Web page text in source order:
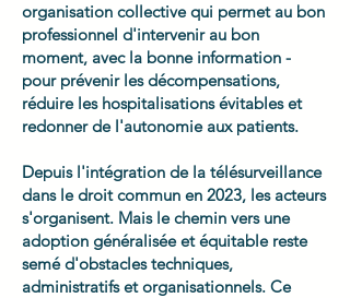
organisation collective qui permet au bon
professionnel d'intervenir au bon
moment, avec la bonne information -
pour prévenir les décompensations,
réduire les hospitalisations évitables et
redonner de l'autonomie aux patients.
Depuis l'intégration de la télésurveillance
dans le droit commun en 2023, les acteurs
s'organisent. Mais le chemin vers une
adoption généralisée et équitable reste
semé d'obstacles techniques,
administratifs et organisationnels. Ce